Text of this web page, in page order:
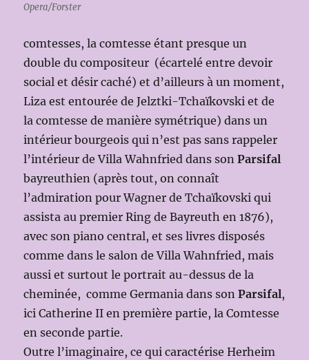
Opera/Forster
comtesses, la comtesse étant presque un
double du compositeur (écartelé entre devoir
social et désir caché) et d’ailleurs à un moment,
Liza est entourée de Jelztki-Tchaïkovski et de
la comtesse de manière symétrique) dans un
intérieur bourgeois qui n’est pas sans rappeler
l’intérieur de Villa Wahnfried dans sonParsifal
bayreuthien (après tout, on connaît
l’admiration pour Wagner de Tchaïkovski qui
assista au premier Ring de Bayreuth en 1876),
avec son piano central, et ses livres disposés
comme dans le salon de Villa Wahnfried, mais
aussi et surtout le portrait au-dessus de la
cheminée, comme Germania dans sonParsifal,
ici Catherine II en première partie, la Comtesse
en seconde partie.
Outre l’imaginaire, ce qui caractérise Herheim